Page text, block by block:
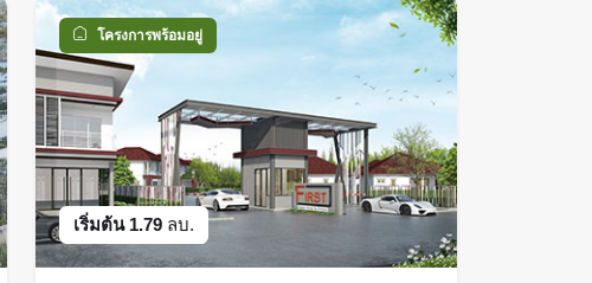
โครงการพร้อมอยู่
เริ่มต้น 1.79 ลบ.